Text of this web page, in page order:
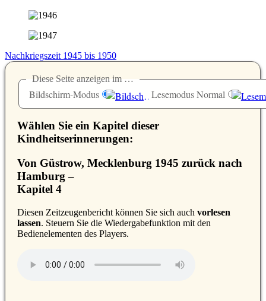
Nachkriegszeit 1945 bis 1950
Diese Seite anzeigen im …
Bildschirm-Modus Lesemodus Normal
Wählen Sie ein Kapitel dieser
Kindheitserinnerungen:
Von Güstrow, Mecklenburg 1945 zurück nach
Hamburg –
Kapitel 4
Diesen Zeitzeugenbericht können Sie sich auch vorlesen
lassen. Steuern Sie die Wiedergabefunktion mit den
Bedienelementen des Players.